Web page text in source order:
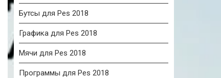
Бутсы для Pes 2018
Графика для Pes 2018
Мячи для Pes 2018
Программы для Pes 2018